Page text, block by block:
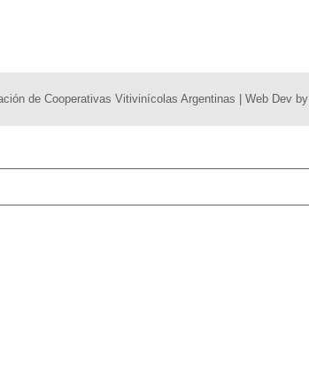
de Cooperativas Vitivinícolas Argentinas | Web Dev by